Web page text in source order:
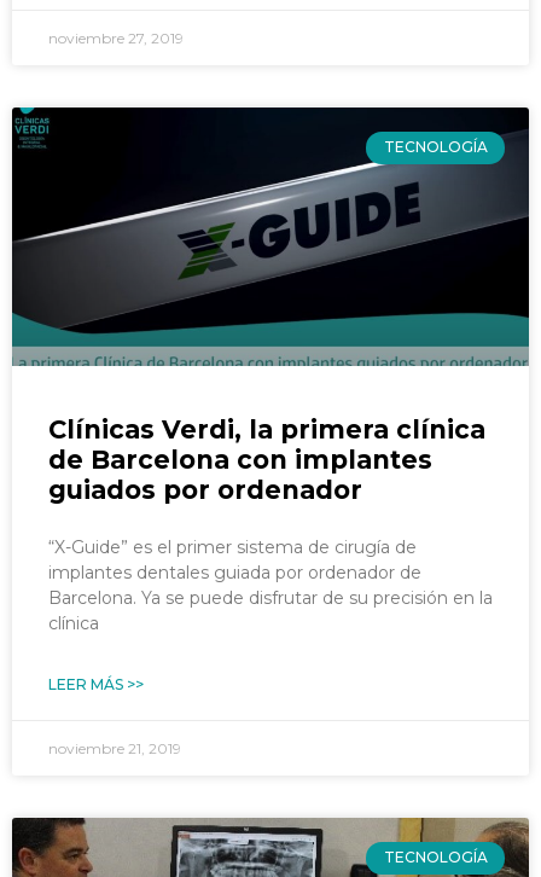
noviembre 27, 2019
TECNOLOGÍA
Clínicas Verdi, la primera clínica
de Barcelona con implantes
guiados por ordenador
“X-Guide” es el primer sistema de cirugía de
implantes dentales guiada por ordenador de
Barcelona. Ya se puede disfrutar de su precisión en la
clínica
LEER MÁS >>
noviembre 21, 2019
TECNOLOGÍA